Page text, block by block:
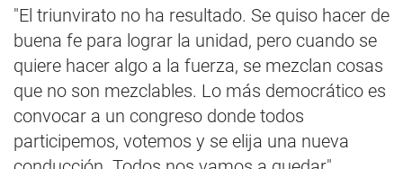
"El triunvirato no ha resultado. Se quiso hacer de
buena fe para lograr la unidad, pero cuando se
quiere hacer algo a la fuerza, se mezclan cosas
que no son mezclables. Lo más democrático es
convocar a un congreso donde todos
participemos, votemos y se elija una nueva